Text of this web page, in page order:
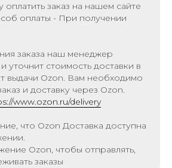
заказ на нашем сайте
оплаты - При получении
заказа наш менеджер
уточнит стоимость доставки в
выдачи Ozon. Вам необходимо
и доставку через Ozon.
www.ozon.ru/delivery
что Ozon Доставка доступна
Ozon, чтобы отправлять,
заказы